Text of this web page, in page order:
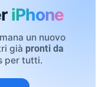
iPhone
un nuovo
già pronti da
per tutti.